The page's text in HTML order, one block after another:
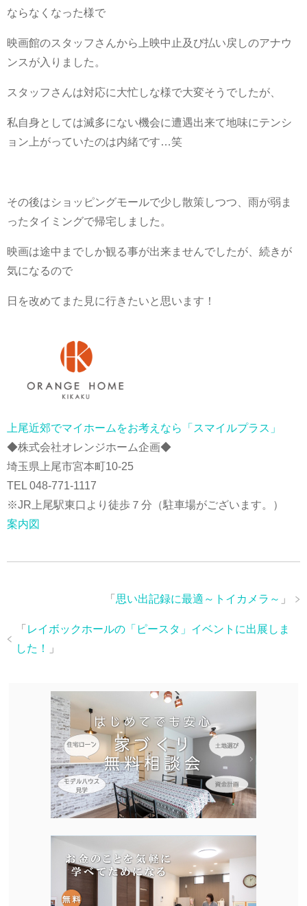
ならなくなった様で
映画館のスタッフさんから上映中止及び払い戻しのアナウ
ンスが入りました。
スタッフさんは対応に大忙しな様で大変そうでしたが、
私自身としては滅多にない機会に遭遇出来て地味にテンシ
ョン上がっていたのは内緒です…笑
その後はショッピングモールで少し散策しつつ、雨が弱ま
ったタイミングで帰宅しました。
映画は途中までしか観る事が出来ませんでしたが、続きが
気になるので
日を改めてまた見に行きたいと思います！
上尾近郊でマイホームをお考えなら「スマイルプラス」
◆株式会社オレンジホーム企画◆
埼玉県上尾市宮本町10-25
TEL 048-771-1117
※JR上尾駅東口より徒歩７分（駐車場がございます。）
案内図
「 思い出記録に最適～トイカメラ～ 」
「 レイボックホールの「ピースタ」イベントに出展しま
した！
」